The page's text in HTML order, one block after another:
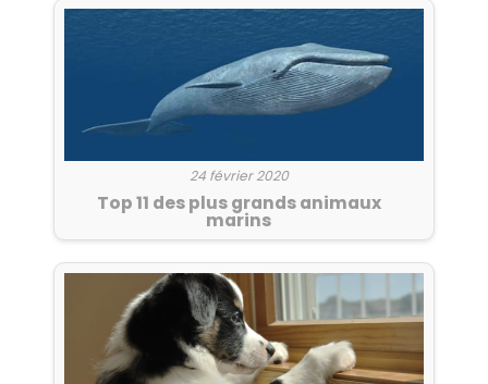
24 février 2020
Top 11 des plus grands animaux
marins